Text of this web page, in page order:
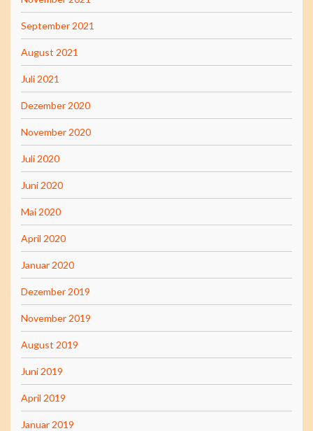
September 2021
August 2021
Juli 2021
Dezember 2020
November 2020
Juli 2020
Juni 2020
Mai 2020
April 2020
Januar 2020
Dezember 2019
November 2019
August 2019
Juni 2019
April 2019
Januar 2019